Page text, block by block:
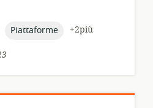
topic:
Piattaforme
+2più